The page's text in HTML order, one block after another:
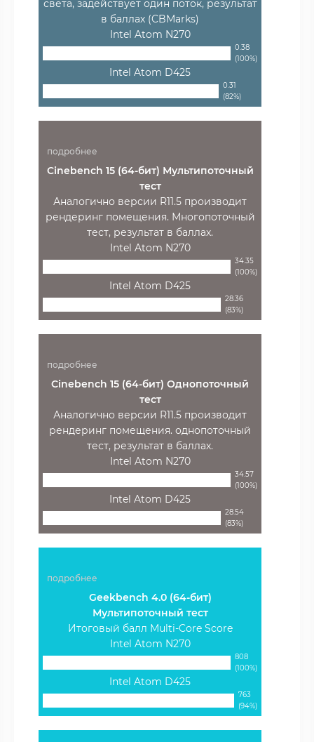
света, задействует один поток, результат
в баллах (CBMarks)
Intel Atom N270
0.38
(100%)
Intel Atom D425
0.31
(82%)
подробнее
Cinebench 15 (64-бит) Мультипоточный
тест
Аналогично версии R11.5 производит
рендеринг помещения. Многопоточный
тест, результат в баллах.
Intel Atom N270
34.35
(100%)
Intel Atom D425
28.36
(83%)
подробнее
Cinebench 15 (64-бит) Однопоточный
тест
Аналогично версии R11.5 производит
рендеринг помещения. однопоточный
тест, результат в баллах.
Intel Atom N270
34.57
(100%)
Intel Atom D425
28.54
(83%)
подробнее
Geekbench 4.0 (64-бит)
Мультипоточный тест
Итоговый балл Multi-Core Score
Intel Atom N270
808
(100%)
Intel Atom D425
763
(94%)